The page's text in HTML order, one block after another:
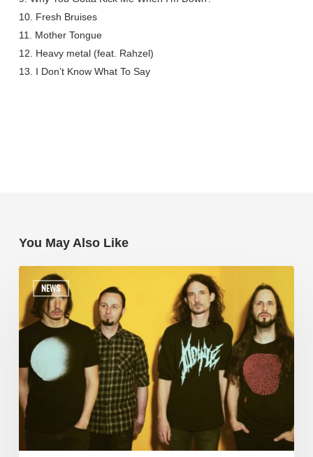
10. Fresh Bruises
11. Mother Tongue
12. Heavy metal (feat. Rahzel)
13. I Don’t Know What To Say
You May Also Like
NEWS